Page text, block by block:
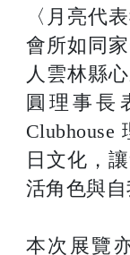
〈月亮代
會所如同
人雲林縣
圓理事長
日文化，
活角色與自
本次展覽